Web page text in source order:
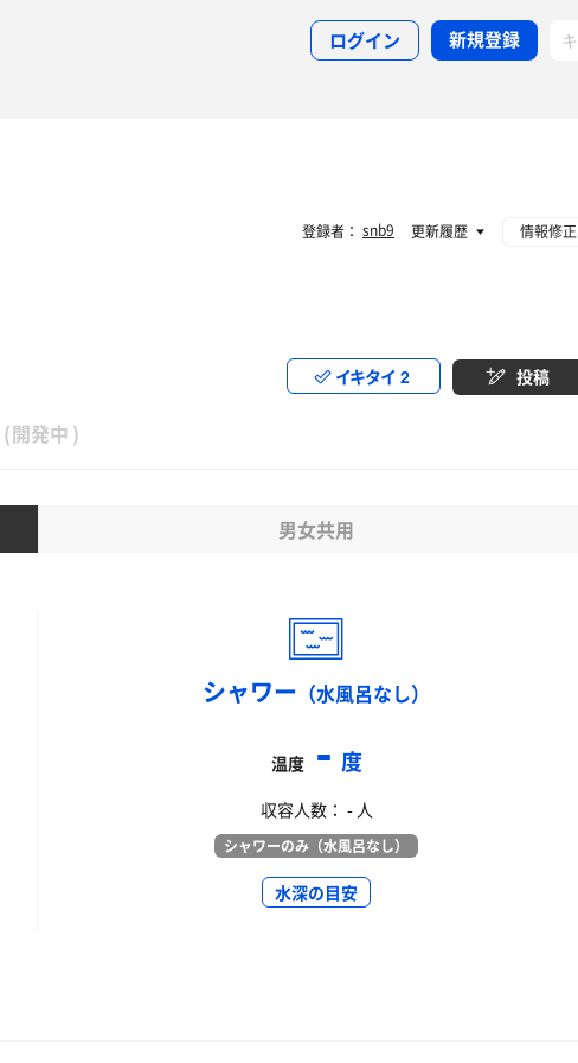
ログイン 新規登録
イキタイ 2 投稿
(開発中 )
男女共用
シャワー （水風呂なし）
温度-度
収容人数： - 人
シャワーのみ（水風呂なし）
水深の目安
登録者： snb9 更新履歴 情報修正